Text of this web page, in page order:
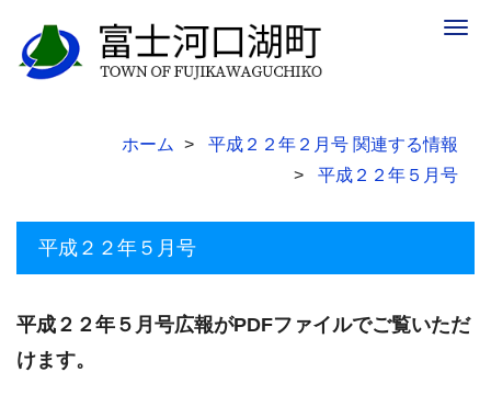
ホーム
平成２２年２月号 関連する情報
平成２２年５月号
平成２２年５月号
平成２２年５月号広報がPDFファイルでご覧いただ
けます。